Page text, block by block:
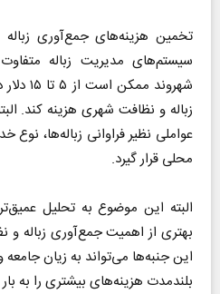
تخمین هزینه‌های جمع‌آوری
سیستم‌های مدیریت زباله
زباله و نظافت شهری هزینه کند.
عواملی نظیر فراوانی زباله‌ها،
محلی قرار گیرد.
البته این موضوع به تحلیل
بهتری از اهمیت جمع‌آوری زباله
این جنبه‌ها می‌تواند به زیان
بلندمدت هزینه‌های بیشتری را به بار